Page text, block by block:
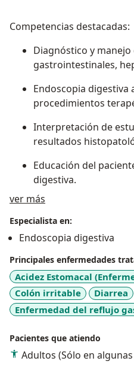
Competencias destacadas:
Diagnóstico y
gastrointestinales,
Endoscopia digestiva
procedimientos
Interpretación de
resultados
Educación del
digestiva.
Trabajo en equipo,
comunicación
ver más
Especialista en:
Endoscopia digestiva
Principales enfermedades
Acidez Estomacal
Colón irritable
Diarrea
Enfermedad del reflujo
Pacientes que atiendo
Adultos (Sólo en